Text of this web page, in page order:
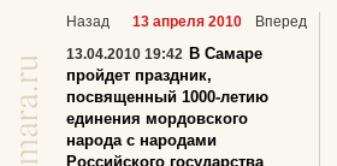
Назад 13 апреля 2010
Вперед
13.04.2010 19:42 В Самаре
пройдет праздник,
посвященный 1000-летию
единения мордовского
народа с народами
Российского государства